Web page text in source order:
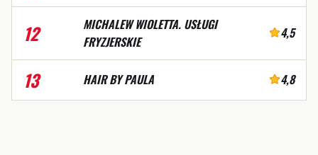
12
MICHALEW WIOLETTA. USŁUGI
FRYZJERSKIE
4,5
13 HAIR BY PAULA 4,8